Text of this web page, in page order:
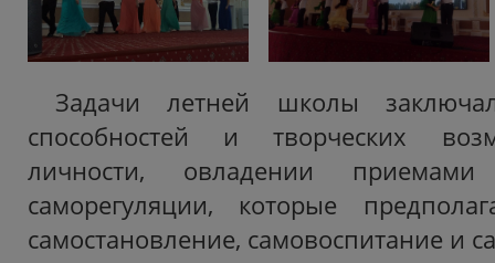
Задачи летней школы
способностей и творческих
личности, овладении
саморегуляции, которые
самостановление, самовоспитание и